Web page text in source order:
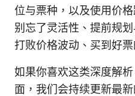
位与票种，以及使用价
别忘了灵活性、提前规
打败价格波动、买到好票
如果你喜欢这类深度解
面，我们会持续更新最